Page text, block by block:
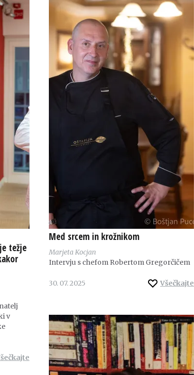
težje
v
Med srcem in krožnikom
Marjeta Kocjan
Intervju s chefom Robertom Gregorčičem
Všečkajte
30. 07. 2025